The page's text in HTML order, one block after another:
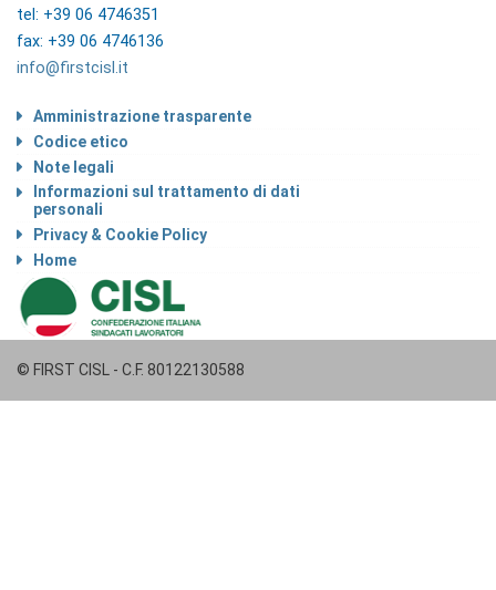
tel: +39 06 4746351
fax: +39 06 4746136
info@firstcisl.it
Amministrazione trasparente
Codice etico
Note legali
Informazioni sul trattamento di dati
personali
Privacy & Cookie Policy
Home
© FIRST CISL - C.F. 80122130588